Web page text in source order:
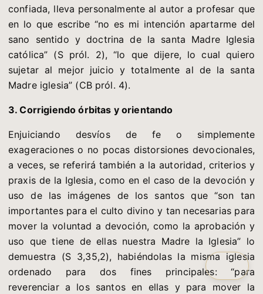
confiada, lleva personalmente al autor a profesar que
en lo que escribe “no es mi intención apartarme del
sano sentido y doctrina de la santa Madre Iglesia
católica” (S pról. 2), “lo que dijere, lo cual quiero
sujetar al mejor juicio y totalmente al de la santa
Madre iglesia” (CB pról. 4).
3. Corrigiendo órbitas y orientando
Enjuiciando desvíos de fe o simplemente
exageraciones o no pocas distorsiones devocionales,
a veces, se referirá también a la autoridad, criterios y
praxis de la Iglesia, como en el caso de la devoción y
uso de las imágenes de los santos que “son tan
importantes para el culto divino y tan necesarias para
mover la voluntad a devoción, como la aprobación y
uso que tiene de ellas nuestra Madre la Iglesia” lo
demuestra (S 3,35,2), habiéndolas la misma iglesia
ordenado para dos fines principales: “para
reverenciar a los santos en ellas y para mover la